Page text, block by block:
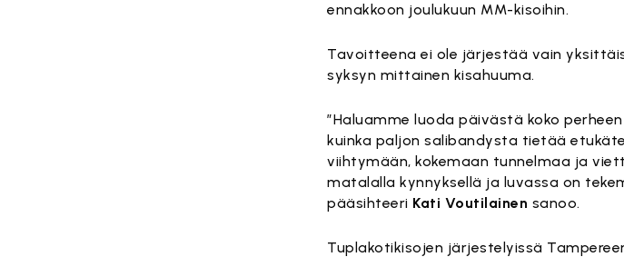
ennakkoon joulukuun MM-kisoihin.
Tavoitteena ei ole järjestää vain
syksyn mittainen kisahuuma.
”Haluamme luoda päivästä koko
kuinka paljon salibandysta tietää
viihtymään, kokemaan tunnelmaa ja
matalalla kynnyksellä ja luvassa on
pääsihteeri Kati Voutilainen sanoo.
Tuplakotikisojen järjestelyissä